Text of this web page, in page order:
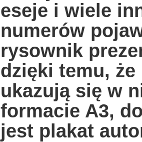
eseje i wiele
numerów
rysownik
dzięki temu,
ukazują się w
formacie A3,
jest plakat